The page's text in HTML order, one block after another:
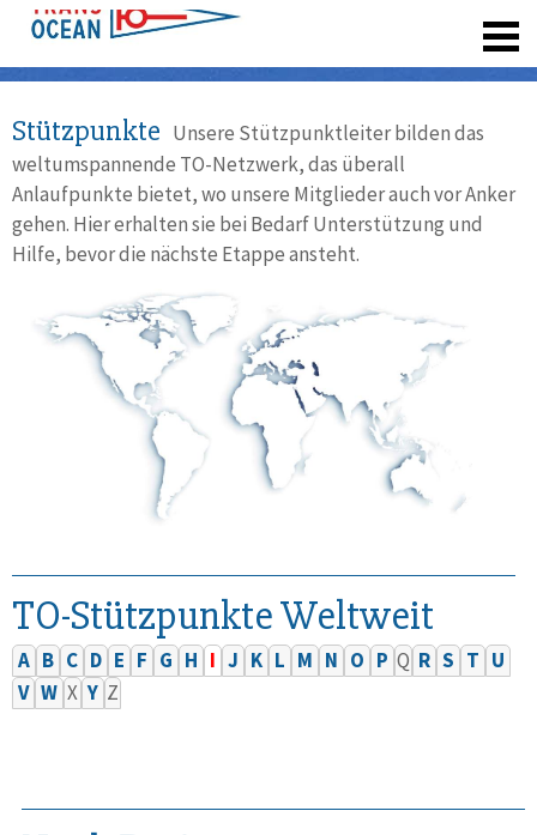
Stützpunkte Unsere Stützpunktleiter bilden das
weltumspannende TO-Netzwerk, das überall
Anlaufpunkte bietet, wo unsere Mitglieder auch vor Anker
gehen. Hier erhalten sie bei Bedarf Unterstützung und
Hilfe, bevor die nächste Etappe ansteht.
TO-Stützpunkte Weltweit
A B C D E F G H I J K L M N O P Q R S T U
V W X Y Z